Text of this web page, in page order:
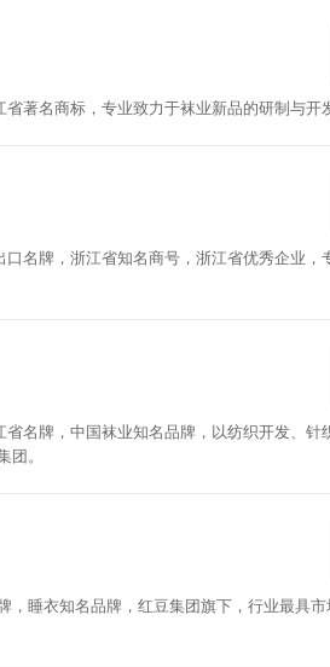
著名商标，专业致力于袜业新品的研制与开
名牌，浙江省知名商号，浙江省优秀企业，
名牌，中国袜业知名品牌，以纺织开发、针
团。
睡衣知名品牌，红豆集团旗下，行业最具